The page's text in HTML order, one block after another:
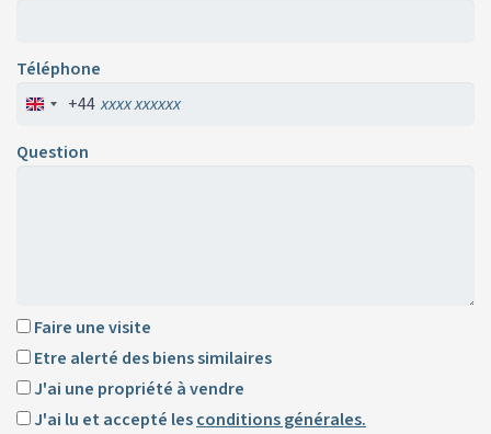
Téléphone
+44
Question
Faire une visite
Etre alerté des biens similaires
J'ai une propriété à vendre
J'ai lu et accepté lesconditions générales.